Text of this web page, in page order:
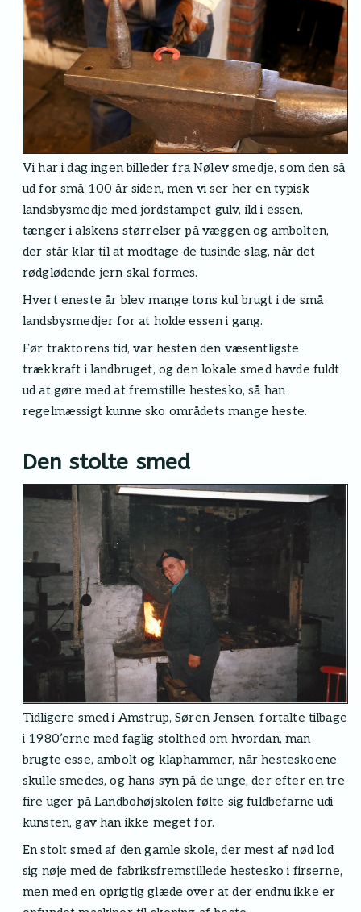
Vi har i dag ingen billeder fra Nølev smedje, som den så
ud for små 100 år siden, men vi ser her en typisk
landsbysmedje med jordstampet gulv, ild i essen,
tænger i alskens størrelser på væggen og ambolten,
der står klar til at modtage de tusinde slag, når det
rødglødende jern skal formes.
Hvert eneste år blev mange tons kul brugt i de små
landsbysmedjer for at holde essen i gang.
Før traktorens tid, var hesten den væsentligste
trækkraft i landbruget, og den lokale smed havde fuldt
ud at gøre med at fremstille hestesko, så han
regelmæssigt kunne sko områdets mange heste.
Den stolte smed
Tidligere smed i Amstrup, Søren Jensen, fortalte tilbage
i 1980’erne med faglig stolthed om hvordan, man
brugte esse, ambolt og klaphammer, når hesteskoene
skulle smedes, og hans syn på de unge, der efter en tre
fire uger på Landbohøjskolen følte sig fuldbefarne udi
kunsten, gav han ikke meget for.
En stolt smed af den gamle skole, der mest af nød lod
sig nøje med de fabriksfremstillede hestesko i firserne,
men med en oprigtig glæde over at der endnu ikke er